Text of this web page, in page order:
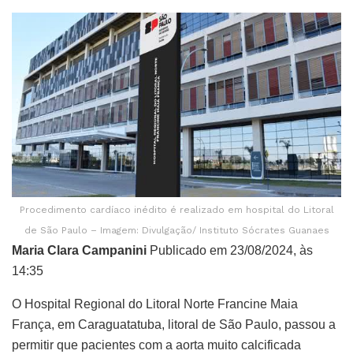
Procedimento cardíaco inédito é realizado em hospital do Litoral
de São Paulo – Imagem: Divulgação/ Instituto Sócrates Guanaes
Maria Clara Campanini Publicado em 23/08/2024, às
14:35
O Hospital Regional do Litoral Norte Francine Maia
França, em Caraguatatuba, litoral de São Paulo, passou a
permitir que pacientes com a aorta muito calcificada